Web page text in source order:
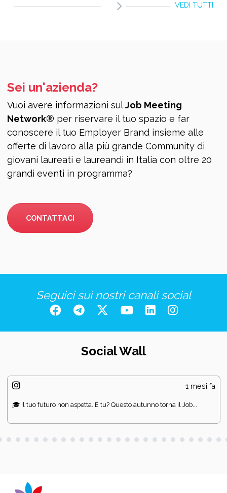
VEDI TUTTI
Sei un'azienda?
Vuoi avere informazioni sulJob Meeting
Network® per riservare il tuo spazio e far
conoscere il tuo Employer Brand insieme alle
offerte di lavoro alla più grande Community di
giovani laureati e laureandi in Italia con oltre 20
grandi eventi in programma?
CONTATTACI
Seguici sui nostri canali social
Social Wall
1 mesi fa
🎓 Il tuo futuro non aspetta. E tu? Questo autunno torna il Job...